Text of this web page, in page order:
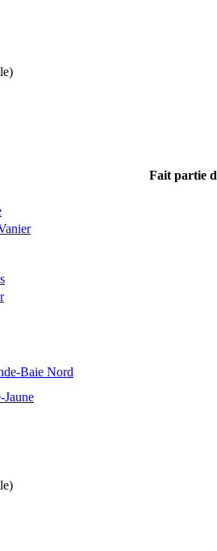
Fait partie
Baie Nord
Jaune